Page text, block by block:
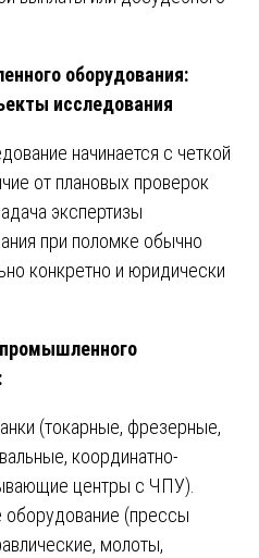
оборудования:
исследования
начинается с четкой
от плановых проверок
экспертизы
при поломке обычно
конкретно и юридически
(токарные, фрезерные,
координатно-
центры с ЧПУ).
оборудование (прессы
молоты,